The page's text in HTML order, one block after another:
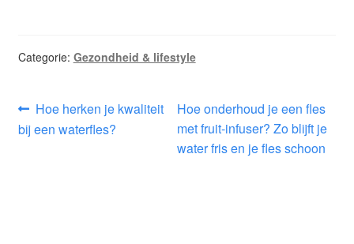
Categorie: Gezondheid & lifestyle
Bericht
navigatie
Vorig
bericht:
Hoe herken je kwaliteit
bij een waterfles?
Volgend
bericht:
Hoe onderhoud je een fles
met fruit-infuser? Zo blijft je
water fris en je fles schoon